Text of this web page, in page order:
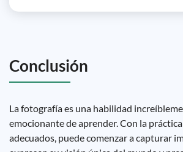
Conclusión
La fotografía es una habilidad
emocionante de aprender. Con la
adecuados, puede comenzar a capturar